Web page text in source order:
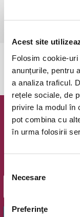
Acest site
Folosim cookie-
anunțurile, pentru
a analiza traficul.
rețele sociale, de
privire la modul în
pot combina cu
în urma folosirii
consimțământului
Necesare
Preferinţe
OK